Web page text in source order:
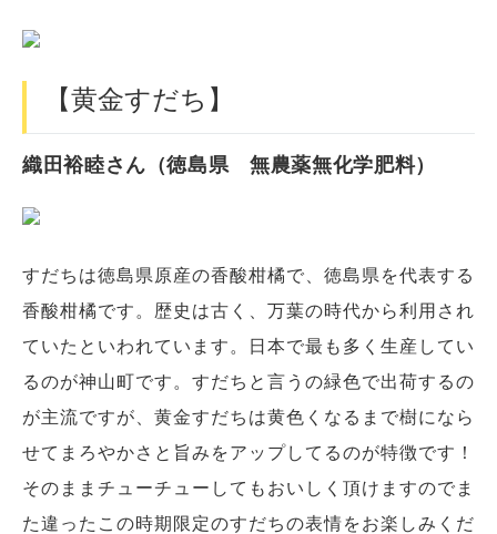
【黄金すだち】
織田裕睦さん（徳島県 無農薬無化学肥料）
すだちは徳島県原産の香酸柑橘で、徳島県を代表する
香酸柑橘です。歴史は古く、万葉の時代から利用され
ていたといわれています。日本で最も多く生産してい
るのが神山町です。すだちと言うの緑色で出荷するの
が主流ですが、黄金すだちは黄色くなるまで樹になら
せてまろやかさと旨みをアップしてるのが特徴です！
そのままチューチューしてもおいしく頂けますのでま
た違ったこの時期限定のすだちの表情をお楽しみくだ